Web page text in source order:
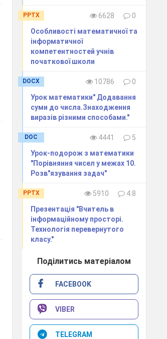
PPTX 6628
0
Особливості математичної та
інформатичної
компетентностей учнів
початкової школи
DOCX 10786
0
Урок математики" Додавання
суми до числа.Знаходження
виразiв рiзними способами."
DOC 4441
5
Урок-подорож з математики
"Порівняння чисел у межах 10.
Розв"язування задач"
PPTX 5910
4.8
Презентація "Вчитель в
інформаційному просторі.
Технологія перевернутого
класу."
Поділитись матеріалом
FACEBOOK
VIBER
TELEGRAM